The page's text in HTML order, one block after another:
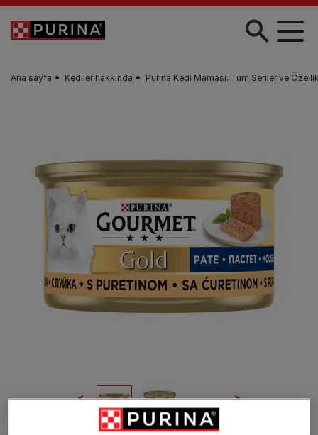
Skip to main content
Ana sayfa Kediler hakkında Purina Kedi Maması: Tüm Seriler ve